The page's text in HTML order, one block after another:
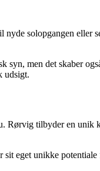
solopgangen eller
syn, men det skaber
udsigt.
Rørvig tilbyder en
eget unikke